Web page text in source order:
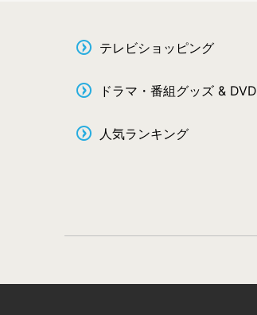
テレビショッピング
ドラマ・番組グッズ & DVD
人気ランキング